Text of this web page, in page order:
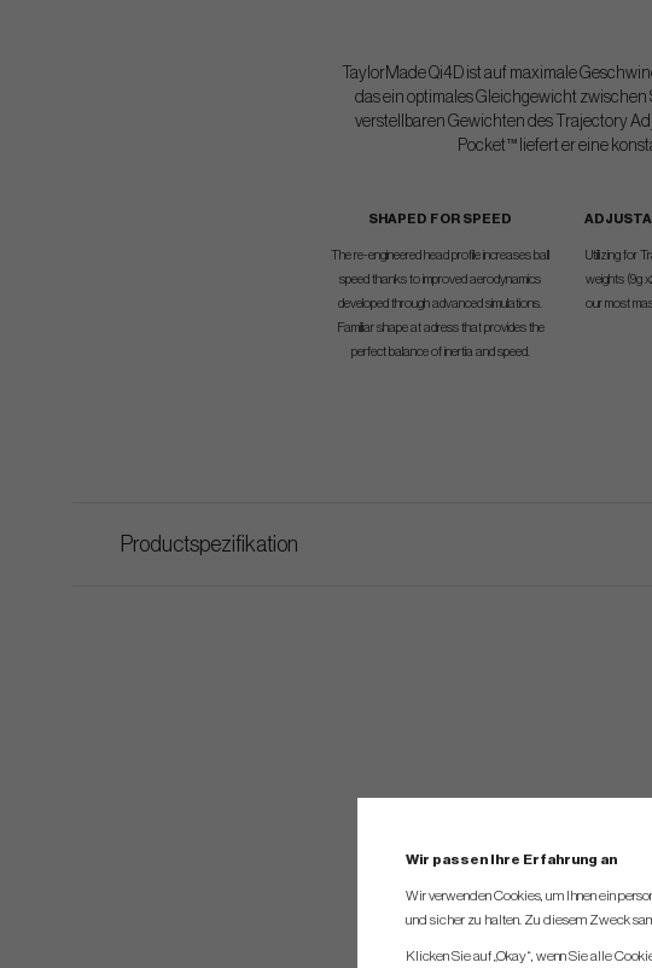
TaylorMade Qi4D ist auf maximale
das ein optimales Gleichgewicht
verstellbaren Gewichten des Trajectory
Pocket™ liefert er eine
SHAPED FOR SPEED
The re-engineered head profile increases ball
speed thanks to improved aerodynamics
developed through advanced simulations.
Familiar shape at adress that provides the
perfect balance of inertia and speed.
Utilizing for
weights (9g
our most
Productspezifikation
Wir passen Ihre Erfahrung an
Wir verwenden Cookies, um Ihnen ein
und sicher zu halten. Zu diesem Zweck
Klicken Sie auf „Okay“, wenn Sie alle